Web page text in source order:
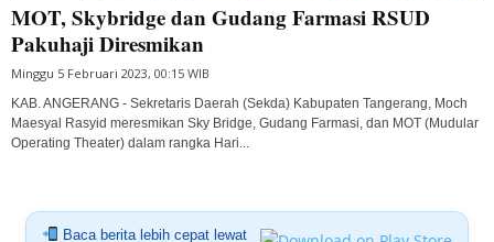
MOT, Skybridge dan Gudang Farmasi RSUD
Pakuhaji Diresmikan
Minggu 5 Februari 2023, 00:15 WIB
KAB. ANGERANG - Sekretaris Daerah (Sekda) Kabupaten Tangerang, Moch
Maesyal Rasyid meresmikan Sky Bridge, Gudang Farmasi, dan MOT (Mudular
Operating Theater) dalam rangka Hari...
Baca berita lebih cepat lewat